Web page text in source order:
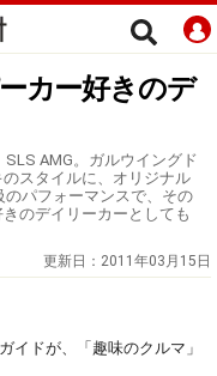
カー好きのデ
AMG。ガルウイングド
スタイルに、オリジナル
パフォーマンスで、その
のデイリーカーとしても
更新日： 2011年03月15日
イドが、「趣味のクルマ」